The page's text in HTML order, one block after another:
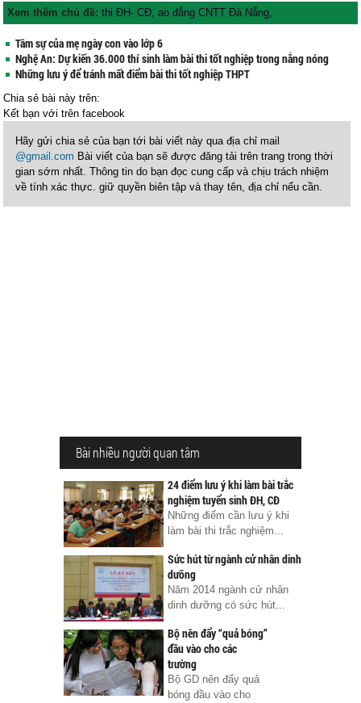
Xem thêm chủ đề:thi ĐH- CĐ,ao đẳng CNTT Đà Nẵng,
Tâm sự của mẹ ngày con vào lớp 6
Nghệ An: Dự kiến 36.000 thí sinh làm bài thi tốt nghiệp trong nắng nóng
Những lưu ý để tránh mất điểm bài thi tốt nghiệp THPT
Chia sẻ bài này trên:
Kết bạn vớitrên facebook
Hãy gửi chia sẻ của bạn tới bài viết này qua địa chỉ mail
@gmail.com Bài viết của bạn sẽ được đăng tải trên trang trong thời
gian sớm nhất. Thông tin do bạn đọc cung cấp và chịu trách nhiệm
về tính xác thực. giữ quyền biên tập và thay tên, địa chỉ nếu cần.
Bài nhiều người quan tâm
24 điểm lưu ý khi làm bài trắc
nghiệm tuyển sinh ĐH, CĐ
Những điểm cần lưu ý khi
làm bài thi trắc nghiệm...
Sức hút từ ngành cử nhân dinh
dưỡng
Năm 2014 ngành cử nhân
dinh dưỡng có sức hút...
Bộ nên đẩy “quả bóng”
đầu vào cho các
trường
Bộ GD nên đẩy quả
bóng đầu vào cho